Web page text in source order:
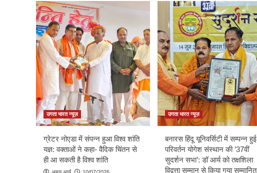
उगता भारत न्यूज़
ग्रेटर नोएडा में संपन्न हुआ विश्व शांति
यज्ञ: वक्ताओं ने कहा- वैदिक चिंतन से
ही आ सकती है विश्व शांति
उगता भारत न्यूज़
बनारस हिंदू यूनिवर्सिटी में सम्पन्न हुई
परिवर्तन योगेश संस्थान की ’37वीं
सुदर्शन सभा’: डॉ आर्य को तक्षशिला
विद्वत्ता सम्मान से किया गया सम्मानित